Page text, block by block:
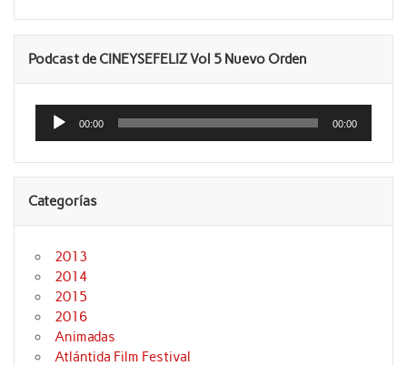
Podcast de CINEYSEFELIZ Vol 5 Nuevo Orden
Reproductor
audio
00:00 00:00
Categorías
2013
2014
2015
2016
Animadas
Atlántida Film Festival